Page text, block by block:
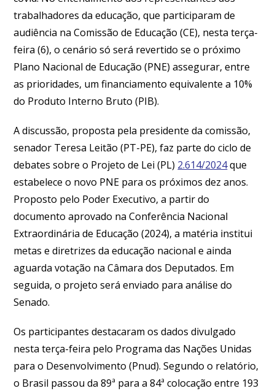
trabalhadores da educação, que participaram de
audiência na Comissão de Educação (CE), nesta terça-
feira (6), o cenário só será revertido se o próximo
Plano Nacional de Educação (PNE) assegurar, entre
as prioridades, um financiamento equivalente a 10%
do Produto Interno Bruto (PIB).
A discussão, proposta pela presidente da comissão,
senador Teresa Leitão (PT-PE), faz parte do ciclo de
debates sobre o Projeto de Lei (PL) 2.614/2024que
estabelece o novo PNE para os próximos dez anos.
Proposto pelo Poder Executivo, a partir do
documento aprovado na Conferência Nacional
Extraordinária de Educação (2024), a matéria institui
metas e diretrizes da educação nacional e ainda
aguarda votação na Câmara dos Deputados. Em
seguida, o projeto será enviado para análise do
Senado.
Os participantes destacaram os dados divulgado
nesta terça-feira pelo Programa das Nações Unidas
para o Desenvolvimento (Pnud). Segundo o relatório,
o Brasil passou da 89ª para a 84ª colocação entre 193